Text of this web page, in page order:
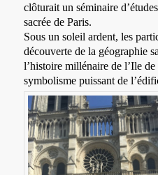
clôturait un séminaire
sacrée de Paris.
Sous un soleil ardent, les
découverte de la géographie
l’histoire millénaire de l’Ile
symbolisme puissant de